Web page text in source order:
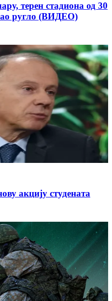
терен стадиона од 30
ругло (ВИДЕО)
акцију студената